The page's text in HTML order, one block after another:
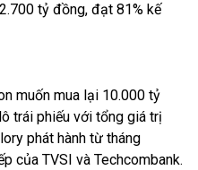
tỷ đồng, đạt 81% kế
muốn mua lại 10.000 tỷ
trái phiếu với tổng giá trị
phát hành từ tháng
của TVSI và Techcombank.